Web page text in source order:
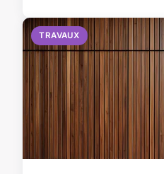
TRAVAUX